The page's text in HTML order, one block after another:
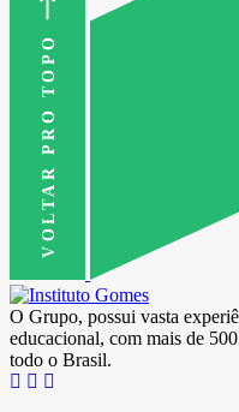
VOLTAR PRO TOPO
O Grupo, possui vasta
educacional, com mais de
todo o Brasil.